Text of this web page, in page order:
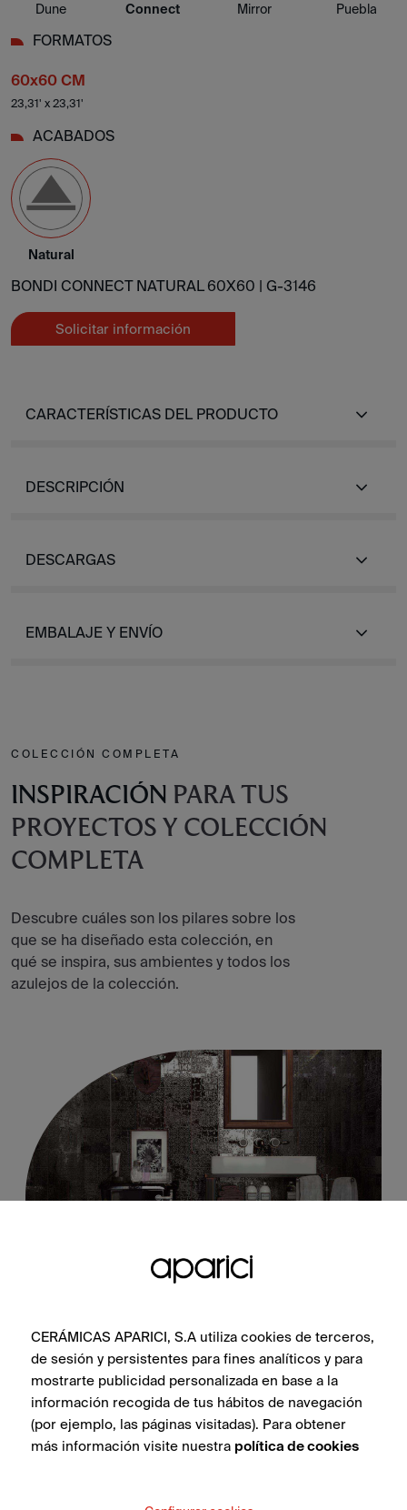
Dune Connect Mirror Puebla
FORMATOS
60x60 CM
23,31' x 23,31'
ACABADOS
Natural
BONDI CONNECT NATURAL 60X60 | G-3146
Solicitar información
CARACTERÍSTICAS DEL PRODUCTO
DESCRIPCIÓN
DESCARGAS
EMBALAJE Y ENVÍO
COLECCIÓN COMPLETA
INSPIRACIÓN PARA TUS
PROYECTOS Y COLECCIÓN
COMPLETA
Descubre cuáles son los pilares sobre los
que se ha diseñado esta colección, en
qué se inspira, sus ambientes y todos los
azulejos de la colección.
CERÁMICAS APARICI, S.A utiliza cookies de terceros,
de sesión y persistentes para fines analíticos y para
mostrarte publicidad personalizada en base a la
información recogida de tus hábitos de navegación
(por ejemplo, las páginas visitadas). Para obtener
más información visite nuestra política de cookies